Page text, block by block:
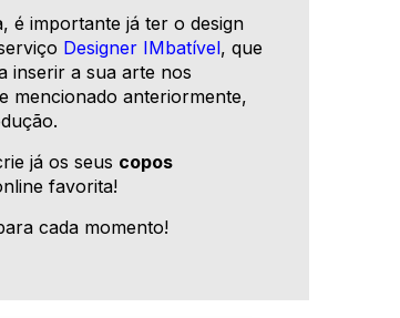
é importante já ter o design
Designer IMbatível, que
inserir a sua arte nos
mencionado anteriormente,
já os seus copos
favorita!
cada momento!